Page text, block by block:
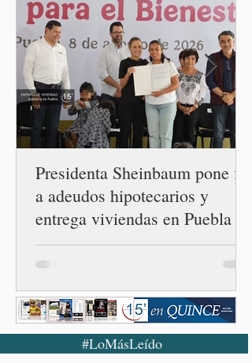
la orientación política de
los gobiernos —porque hay
orientaciones políticas de
los gobiernos, llegan por
un partido, llegan por otro
— es importante que México
tenga relaciones
diplomáticas con el mu
Presidenta Sheinbaum pone fin
a adeudos hipotecarios y
entrega viviendas en Puebla
#LoMásLeído